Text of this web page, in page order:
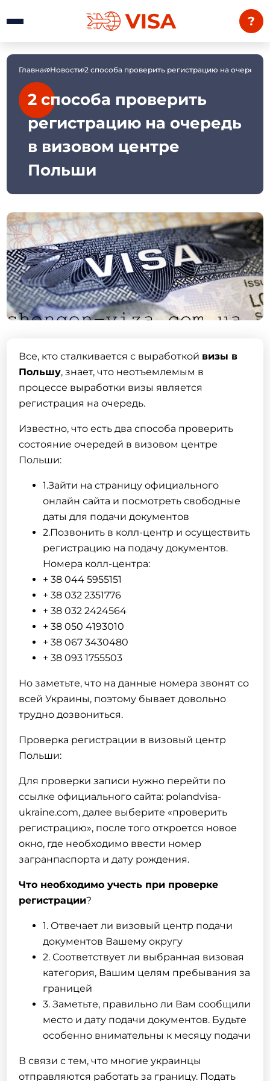
?
Главная Новости 2 способа проверить регистрацию на очередь
2 способа проверить
регистрацию на очередь
в визовом центре
Польши
Все, кто сталкивается с выработкой визы в
Польшу, знает, что неотъемлемым в
процессе выработки визы является
регистрация на очередь.
Известно, что есть два способа проверить
состояние очередей в визовом центре
Польши:
1.Зайти на страницу официального
онлайн сайта и посмотреть свободные
даты для подачи документов
2.Позвонить в колл-центр и осуществить
регистрацию на подачу документов.
Номера колл-центра:
+ 38 044 5955151
+ 38 032 2351776
+ 38 032 2424564
+ 38 050 4193010
+ 38 067 3430480
+ 38 093 1755503
Но заметьте, что на данные номера звонят со
всей Украины, поэтому бывает довольно
трудно дозвониться.
Проверка регистрации в визовый центр
Польши:
Для проверки записи нужно перейти по
ссылке официального сайта: polandvisa-
ukraine.com, далее выберите «проверить
регистрацию», после того откроется новое
окно, где необходимо ввести номер
загранпаспорта и дату рождения.
Что необходимо учесть при проверке
регистрации?
1. Отвечает ли визовый центр подачи
документов Вашему округу
2. Соответствует ли выбранная визовая
категория, Вашим целям пребывания за
границей
3. Заметьте, правильно ли Вам сообщили
место и дату подачи документов. Будьте
особенно внимательны к месяцу подачи
В связи с тем, что многие украинцы
отправляются работать за границу. Подать